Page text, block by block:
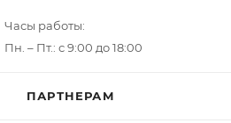
Часы работы:
Пн. – Пт.: с 9:00 до 18:00
ПАРТНЕРАМ